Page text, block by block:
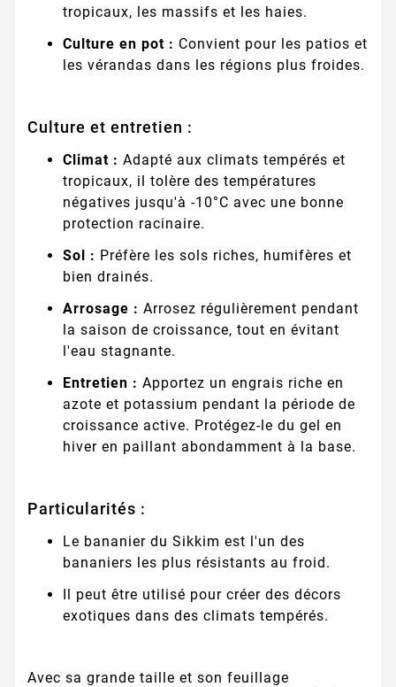
tropicaux, les massifs et les haies.
Culture en pot : Convient pour les patios et
les vérandas dans les régions plus froides.
Culture et entretien :
Climat : Adapté aux climats tempérés et
tropicaux, il tolère des températures
négatives jusqu'à -10°C avec une bonne
protection racinaire.
Sol : Préfère les sols riches, humifères et
bien drainés.
Arrosage : Arrosez régulièrement pendant
la saison de croissance, tout en évitant
l'eau stagnante.
Entretien : Apportez un engrais riche en
azote et potassium pendant la période de
croissance active. Protégez-le du gel en
hiver en paillant abondamment à la base.
Particularités :
Le bananier du Sikkim est l'un des
bananiers les plus résistants au froid.
Il peut être utilisé pour créer des décors
exotiques dans des climats tempérés.
Avec sa grande taille et son feuillage